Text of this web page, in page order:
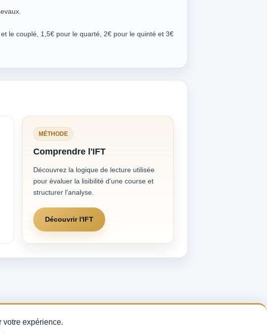
le couplé, 1,5€ pour le quarté, 2€ pour le quinté et 3€
MÉTHODE
Comprendre l'IFT
Découvrez la logique de lecture utilisée
pour évaluer la lisibilité d'une course et
structurer l'analyse.
Découvrir l'IFT
miser avec méthode sur les
votre expérience.